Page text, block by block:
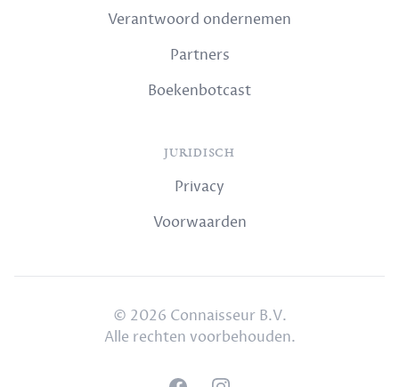
Verantwoord ondernemen
Partners
Boekenbotcast
JURIDISCH
Privacy
Voorwaarden
© 2026 Connaisseur B.V.
Alle rechten voorbehouden.